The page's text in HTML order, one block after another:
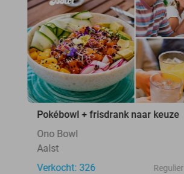
Pokébowl + frisdrank naar keuze
Ono Bowl
Aalst
Verkocht: 326
Regulier